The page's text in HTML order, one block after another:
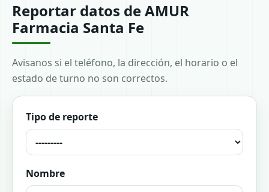
Reportar datos de AMUR
Farmacia Santa Fe
Avisanos si el teléfono, la dirección, el horario o el
estado de turno no son correctos.
Tipo de reporte
Nombre